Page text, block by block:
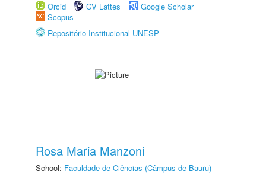
Orcid
CV Lattes
Google Scholar
Scopus
Repositório Institucional UNESP
Rosa Maria Manzoni
School: Faculdade de Ciências (Câmpus de Bauru)